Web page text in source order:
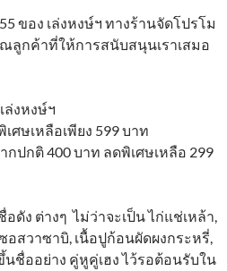
ของ เล่งหงษ์ฯ ทางร้านจัดโปรโม
ลูกค้าที่ให้การสนับสนุนเราเสมอ
ล่งหงษ์ฯ
ศษเหลือเพียง 599 บาท
กปกติ 400 บาท ลดพิเศษเหลือ 299
ดัง ต่างๆ ไม่ว่าจะเป็น ไก่แช่เหล้า,
สวาซาบิ, เนื้อปูก้อนผัดผงกระหรี่,
ชื่ออย่าง คู่หูคู่เฮง ไว้รอต้อนรับใน